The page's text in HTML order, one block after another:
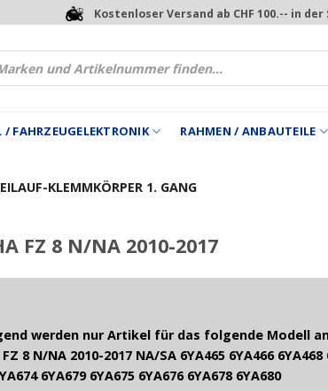
Kostenloser Versand ab CHF 100.-- in der
/ FAHRZEUGELEKTRONIK RAHMEN / ANBAUTEILE
KLEMMKÖRPER 1. GANG
FZ 8 N/NA 2010-2017
werden nur Artikel für das folgende Modell
8 N/NA 2010-2017 NA/SA 6YA465 6YA466
6YA679 6YA675 6YA676 6YA678 6YA680